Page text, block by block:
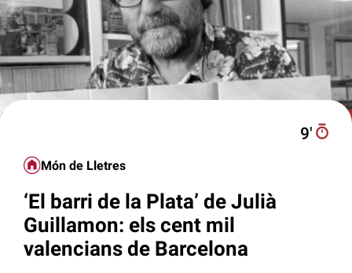
9′
Món de Lletres
‘El barri de la Plata’ de Julià
Guillamon: els cent mil
valencians de Barcelona